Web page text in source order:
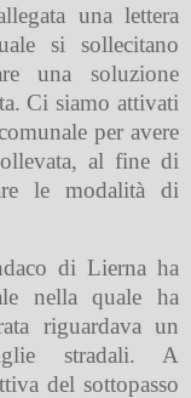
una lettera
si sollecitano
una soluzione
Ci siamo attivati
per avere
al fine di
le modalità di
di Lierna ha
nella quale ha
riguardava un
stradali. A
del sottopasso